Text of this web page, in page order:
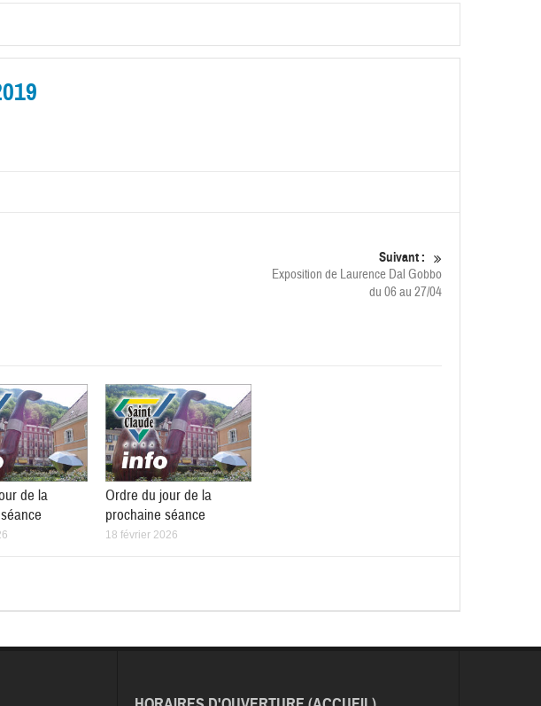
Suivant :
Exposition de Laurence Dal Gobbo
du 06 au 27/04
de la
Ordre du jour de la
prochaine séance
18 février 2026